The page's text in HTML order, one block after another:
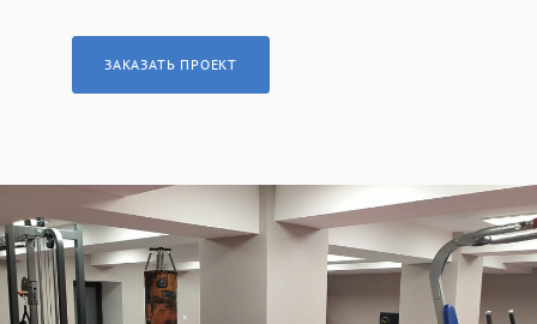
ЗАКАЗАТЬ ПРОЕКТ